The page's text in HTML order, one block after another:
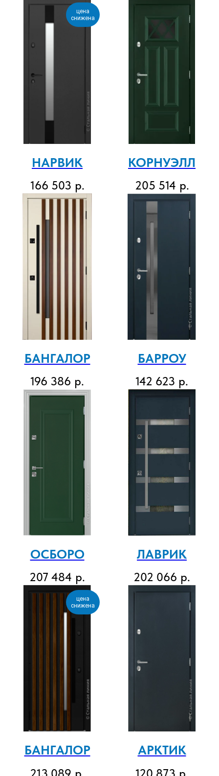
цена
снижена
НАРВИК
166 503 р.
КОРНУЭЛЛ
205 514 р.
БАНГАЛОР
196 386 р.
БАРРОУ
142 623 р.
ОСБОРО
207 484 р.
ЛАВРИК
202 066 р.
цена
снижена
БАНГАЛОР
213 089 р.
АРКТИК
120 873 р.